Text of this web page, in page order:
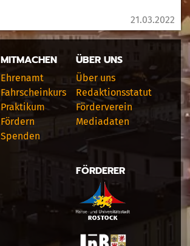
21.03.2022
MITMACHEN
Ehrenamt
Fahrscheinkurs
Praktikum
Fördern
Spenden
ÜBER UNS
Über uns
Redaktionsstatut
Förderverein
Mediadaten
FÖRDERER